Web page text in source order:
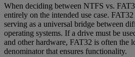
When deciding between NTFS vs.
entirely on the intended use case.
serving as a universal bridge between
operating systems. If a drive must be
and other hardware, FAT32 is often the
denominator that ensures functionality.